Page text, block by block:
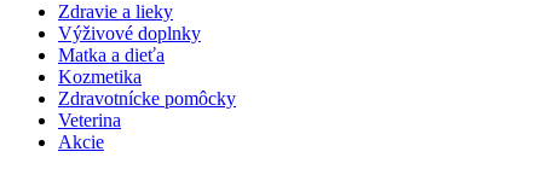
Zdravie a lieky
Výživové doplnky
Matka a dieťa
Kozmetika
Zdravotnícke pomôcky
Veterina
Akcie